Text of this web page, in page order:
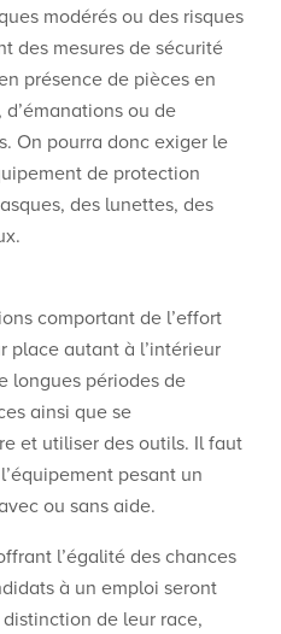
modérés ou des risques
des mesures de sécurité
présence de pièces en
ou de
On pourra donc exiger le
de protection
des lunettes, des
comportant de l’effort
place autant à l’intérieur
longues périodes de
ainsi que se
et utiliser des outils. Il faut
pesant un
ou sans aide.
l’égalité des chances
à un emploi seront
de leur race,